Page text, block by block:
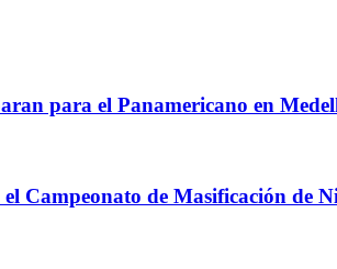
para el Panamericano en
Campeonato de Masificación de